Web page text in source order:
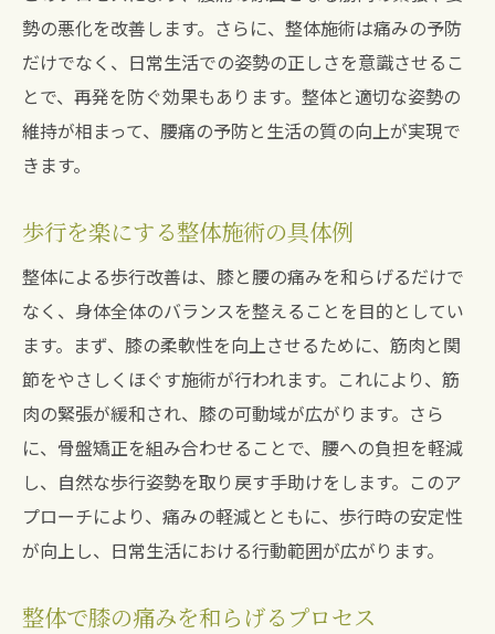
勢の悪化を改善します。さらに、整体施術は痛みの予防
だけでなく、日常生活での姿勢の正しさを意識させるこ
とで、再発を防ぐ効果もあります。整体と適切な姿勢の
維持が相まって、腰痛の予防と生活の質の向上が実現で
きます。
歩行を楽にする整体施術の具体例
整体による歩行改善は、膝と腰の痛みを和らげるだけで
なく、身体全体のバランスを整えることを目的としてい
ます。まず、膝の柔軟性を向上させるために、筋肉と関
節をやさしくほぐす施術が行われます。これにより、筋
肉の緊張が緩和され、膝の可動域が広がります。さら
に、骨盤矯正を組み合わせることで、腰への負担を軽減
し、自然な歩行姿勢を取り戻す手助けをします。このア
プローチにより、痛みの軽減とともに、歩行時の安定性
が向上し、日常生活における行動範囲が広がります。
整体で膝の痛みを和らげるプロセス